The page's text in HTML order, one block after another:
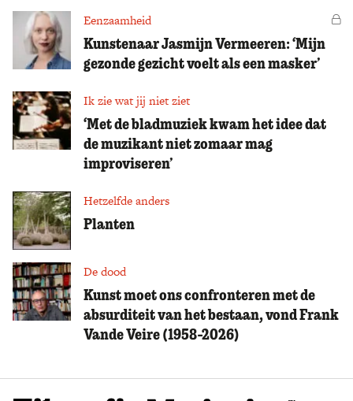
Eenzaamheid
Kunstenaar Jasmijn Vermeeren: ‘Mijn
gezonde gezicht voelt als een masker’
Ik zie wat jij niet ziet
‘Met de bladmuziek kwam het idee dat
de muzikant niet zomaar mag
improviseren’
Hetzelfde anders
Planten
De dood
Kunst moet ons confronteren met de
absurditeit van het bestaan, vond Frank
Vande Veire (1958-2026)